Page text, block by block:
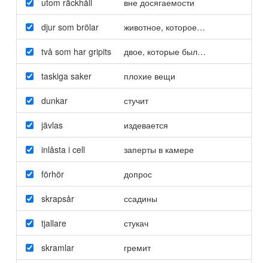
utom räckhåll вне досягаемости
djur som brölar животное, которое рычит
två som har gripits двое, которые были задержаны
taskiga saker плохие вещи
dunkar стучит
jävlas издевается
inlåsta i cell заперты в камере
förhör допрос
skrapsår ссадины
tjallare стукач
skramlar гремит